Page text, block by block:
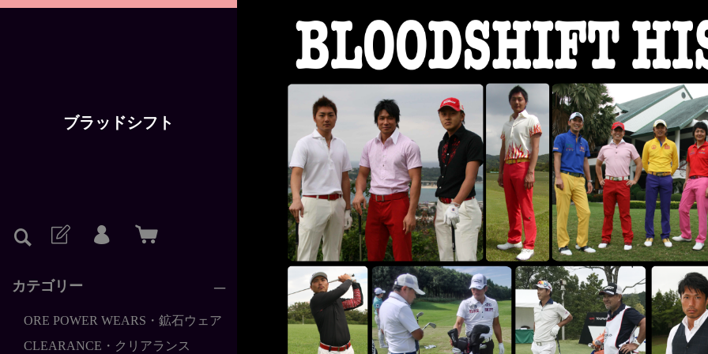
ブラッドシフト
カテゴリー
ORE POWER WEARS・鉱石ウェア
CLEARANCE・クリアランス